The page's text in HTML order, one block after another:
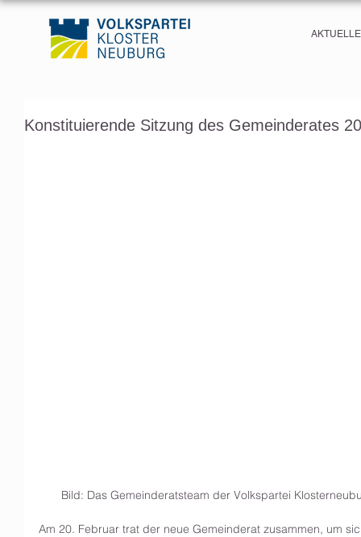
Konstituierende Sitzung des Gemeinderates
Bild: Das Gemeinderatsteam der Volkspartei
Am 20. Februar trat der neue Gemeinderat zusammen, um